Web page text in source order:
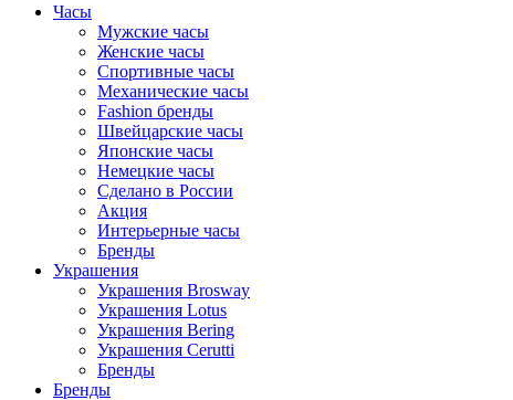
Часы
Мужские часы
Женские часы
Спортивные часы
Механические часы
Fashion бренды
Швейцарские часы
Японские часы
Немецкие часы
Сделано в России
Акция
Интерьерные часы
Бренды
Украшения
Украшения Brosway
Украшения Lotus
Украшения Bering
Украшения Cerutti
Бренды
Бренды